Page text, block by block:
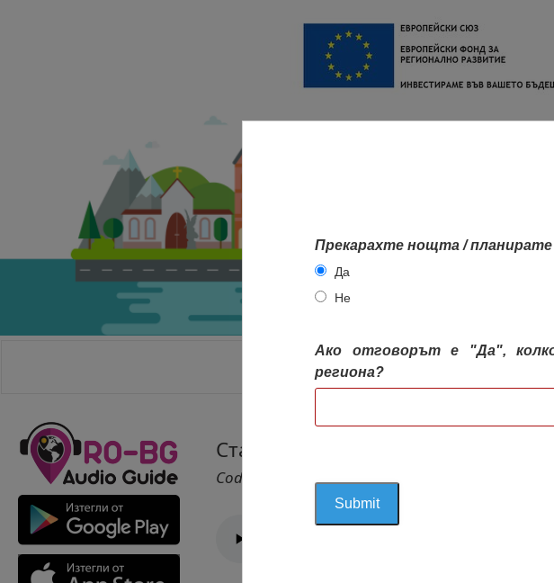
НАЧАЛО
Стадион “Христо Ботев“, Враца
Cod 2774
Прекарахте нощта /
Да
Не
Ако отговорът е "Да",
региона?